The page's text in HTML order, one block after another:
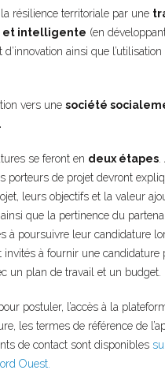
résilience territoriale par une
et intelligente (en
d’innovation ainsi que
vers une société
se feront en deux étapes
porteurs de projet devront
leurs objectifs et la valeur
que la pertinence du
à poursuivre leur candidature
invités à fournir une candidature
un plan de travail et un budget.
postuler, l’accès à la
les termes de référence de
de contact sont disponibles
Ouest.